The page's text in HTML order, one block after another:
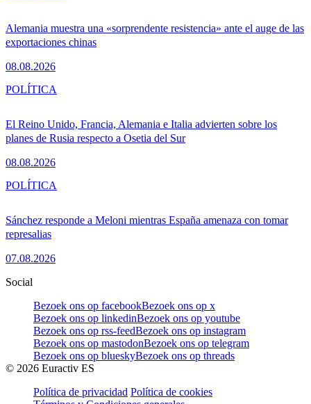
Alemania muestra una «sorprendente resistencia» ante el auge de las
exportaciones chinas
08.08.2026
El Reino Unido, Francia, Alemania e Italia advierten sobre los
planes de Rusia respecto a Osetia del Sur
08.08.2026
POLÍTICA
Sánchez responde a Meloni mientras España amenaza con tomar
represalias
07.08.2026
POLÍTICA
Social
Bezoek ons op facebookBezoek ons op x
Bezoek ons op linkedinBezoek ons op youtube
Bezoek ons op rss-feedBezoek ons op instagram
Bezoek ons op mastodonBezoek ons op telegram
Bezoek ons op blueskyBezoek ons op threads
© 2026 Euractiv ES
Política de privacidad Política de cookies